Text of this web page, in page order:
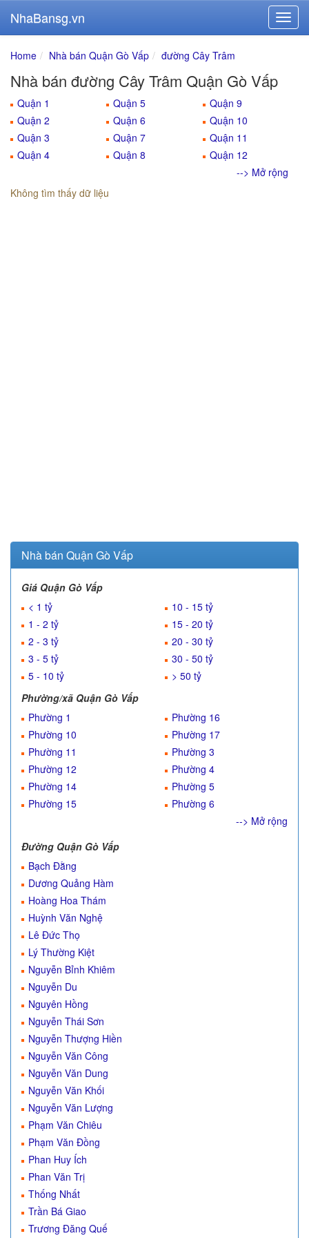
NhaBansg.vn
Home Nhà bán Quận Gò Vấp đường Cây Trâm
Nhà bán đường Cây Trâm Quận Gò Vấp
Quận 1
Quận 2
Quận 3
Quận 4
Quận 5
Quận 6
Quận 7
Quận 8
Quận 9
Quận 10
Quận 11
Quận 12
--> Mở rộng
Không tìm thấy dữ liệu
Nhà bán Quận Gò Vấp
Giá Quận Gò Vấp
< 1 tỷ
1 - 2 tỷ
2 - 3 tỷ
3 - 5 tỷ
5 - 10 tỷ
10 - 15 tỷ
15 - 20 tỷ
20 - 30 tỷ
30 - 50 tỷ
> 50 tỷ
Phường/xã Quận Gò Vấp
Phường 1
Phường 10
Phường 11
Phường 12
Phường 14
Phường 15
Phường 16
Phường 17
Phường 3
Phường 4
Phường 5
Phường 6
--> Mở rộng
Đường Quận Gò Vấp
Bạch Đằng
Dương Quảng Hàm
Hoàng Hoa Thám
Huỳnh Văn Nghệ
Lê Đức Thọ
Lý Thường Kiệt
Nguyễn Bỉnh Khiêm
Nguyễn Du
Nguyên Hồng
Nguyễn Thái Sơn
Nguyễn Thượng Hiền
Nguyễn Văn Công
Nguyễn Văn Dung
Nguyễn Văn Khối
Nguyễn Văn Lượng
Phạm Văn Chiêu
Phạm Văn Đồng
Phan Huy Ích
Phan Văn Trị
Thống Nhất
Trần Bá Giao
Trương Đăng Quế